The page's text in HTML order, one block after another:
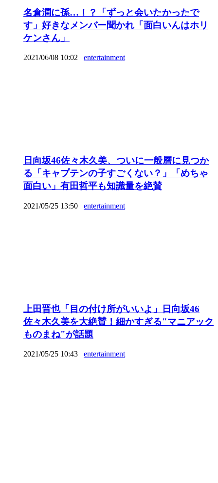
名倉潤に孫…！？「ずっと会いたかったで
す」好きなメンバー聞かれ「面白いんはホリ
ケンさん」
2021/06/08 10:02 entertainment
日向坂46佐々木久美、ついに一般層に見つか
る「キャプテンの子すごくない？」「めちゃ
面白い」有田哲平も知識量を絶賛
2021/05/25 13:50 entertainment
上田晋也「目の付け所がいいよ」日向坂46
佐々木久美を大絶賛！細かすぎる"マニアック
ものまね"が話題
2021/05/25 10:43 entertainment